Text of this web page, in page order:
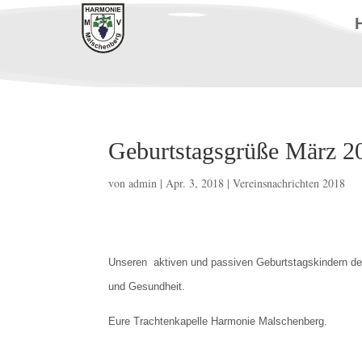
Geburtstagsgrüße März
vonadmin | Apr. 3, 2018 |Vereinsnachrichten 2018
Unseren aktiven und passiven Geburtstagskindern
und Gesundheit.
Eure Trachtenkapelle Harmonie Malschenberg.